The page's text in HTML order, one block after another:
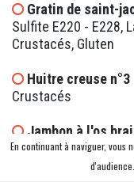
Gratin de saint-
Sulfite E220 - E228,
Crustacés, Gluten
Huitre creuse n°3
Crustacés
Jambon à l'os
terre grenaille
Sulfite E220 - E228,
En continuant à naviguer, vous
d'audience.